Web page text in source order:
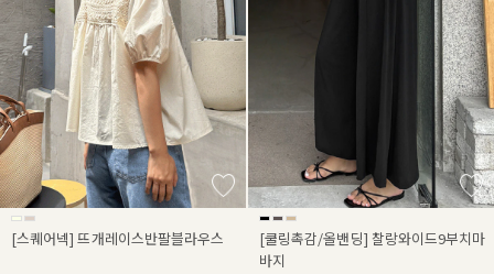
[스퀘어넥] 뜨개레이스반팔블라우스
[쿨링촉감/올밴딩] 찰랑와이드9부치마
바지